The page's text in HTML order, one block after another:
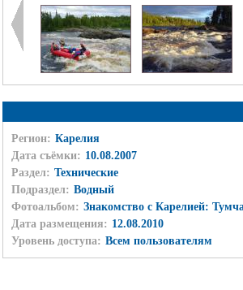
Регион: Карелия
Дата съёмки: 10.08.2007
Раздел: Технические
Подраздел: Водный
Фотоальбом: Знакомство с Карелией:
Дата размещения: 12.08.2010
Уровень доступа: Всем пользователям